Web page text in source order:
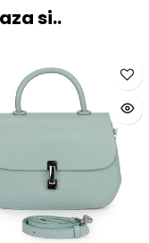
si..